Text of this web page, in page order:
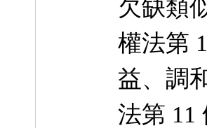
欠缺類
權法第
益、調
法第 11